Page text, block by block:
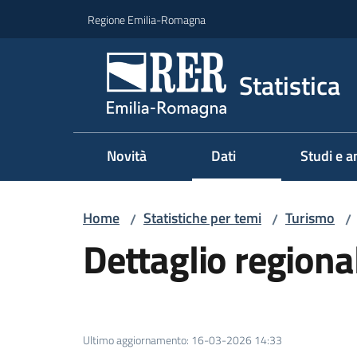
Regione Emilia-Romagna
Statistica
Novità Dati Studi e
Home / Statistiche per temi / Turismo /
Dettaglio
Ultimo aggiornamento: 16-03-2026 14:33